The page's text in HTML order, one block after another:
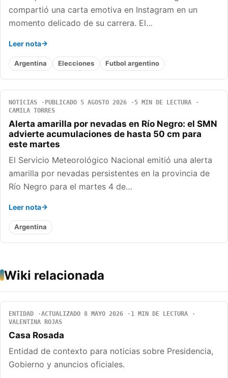
compartió una carta emotiva en Instagram en un
momento delicado de su carrera. El…
Leer nota
Argentina Elecciones Futbol argentino
NOTICIAS PUBLICADO 5 AGOSTO 2026
5 MIN DE LECTURA
CAMILA TORRES
Alerta amarilla por nevadas en Río Negro: el SMN
advierte acumulaciones de hasta 50 cm para
este martes
El Servicio Meteorológico Nacional emitió una alerta
amarilla por nevadas persistentes en la provincia de
Río Negro para el martes 4 de…
Leer nota
Argentina
Wiki relacionada
ENTIDAD ACTUALIZADO 8 MAYO 2026
1 MIN DE LECTURA
VALENTINA ROJAS
Casa Rosada
Entidad de contexto para noticias sobre Presidencia,
Gobierno y anuncios oficiales.